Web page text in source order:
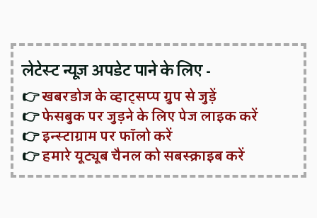
लेटेस्ट न्यूज़ अपडेट पाने के लिए -
👉खबरडोज के व्हाट्सप्प ग्रुप से जुड़ें
👉फेसबुक पर जुड़ने के लिए पेज लाइक करें
👉इन्स्टाग्राम पर फॉलो करें
👉हमारे यूट्यूब चैनल को सबस्क्राइब करें